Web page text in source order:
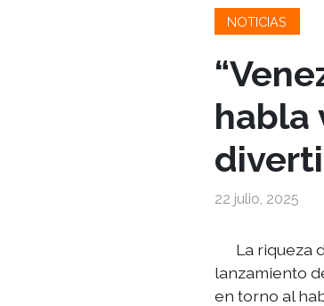
NOTICIAS
habla
22 julio, 2025
La riqueza
lanzamiento
en torno al